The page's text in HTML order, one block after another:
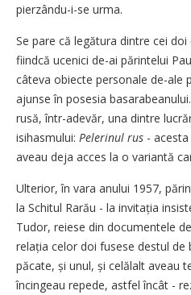
pierzându-i-se urma.
Se pare că legătura dintre cei
fiindcă ucenici de-ai părintelui
câteva obiecte personale de-ale
ajunse în posesia
rusă, într-adevăr, una dintre
isihasmului: Pelerinul rus -
aveau deja acces la o variantă
Ulterior, în vara anului 1957,
la Schitul Rarău - la invitația
Tudor, reiese din documentele
relația celor doi fusese destul de
păcate, și unul, și celălalt aveau
încingeau repede, astfel încât -